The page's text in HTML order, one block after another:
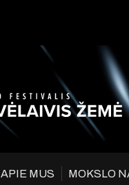
APIE MUS MOKSLO